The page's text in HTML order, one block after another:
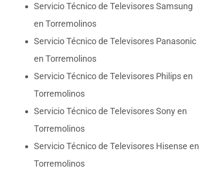
Servicio Técnico de Televisores Samsung
en Torremolinos
Servicio Técnico de Televisores Panasonic
en Torremolinos
Servicio Técnico de Televisores Philips en
Torremolinos
Servicio Técnico de Televisores Sony en
Torremolinos
Servicio Técnico de Televisores Hisense en
Torremolinos